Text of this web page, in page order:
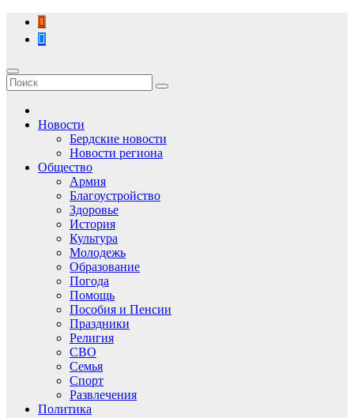
Перейти
содержимому
Новости
Бердские новости
Новости региона
Общество
Армия
Благоустройство
Здоровье
История
Культура
Молодежь
Образование
Погода
Помощь
Пособия и Пенсии
Праздники
Религия
СВО
Семья
Спорт
Развлечения
Политика